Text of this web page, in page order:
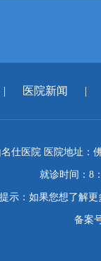
| 医院新闻 |
仕医院 医院地址：
就诊时间：8
示：如果您想了解
备案